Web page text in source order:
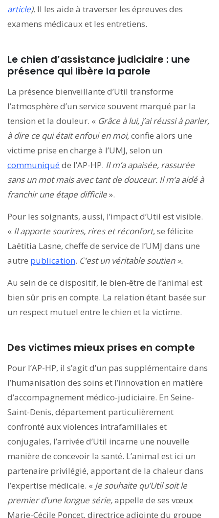
article). Il les aide à traverser les épreuves des
examens médicaux et les entretiens.
Le chien d’assistance judiciaire : une
présence qui libère la parole
La présence bienveillante d’Util transforme
l’atmosphère d’un service souvent marqué par la
tension et la douleur. « Grâce à lui, j’ai réussi à parler,
à dire ce qui était enfoui en moi,confie alors une
victime prise en charge à l’UMJ, selon un
communiqué de l’AP-HP. Il m’a apaisée, rassurée
sans un mot mais avec tant de douceur. Il m’a aidé à
franchir une étape difficile».
Pour les soignants, aussi, l’impact d’Util est visible.
« Il apporte sourires, rires et réconfort, se félicite
Laëtitia Lasne, cheffe de service de l’UMJ dans une
autre publication. C’est un véritable soutien ».
Au sein de ce dispositif, le bien-être de l’animal est
bien sûr pris en compte. La relation étant basée sur
un respect mutuel entre le chien et la victime.
Des victimes mieux prises en compte
Pour l’AP-HP, il s’agit d’un pas supplémentaire dans
l’humanisation des soins et l’innovation en matière
d’accompagnement médico-judiciaire. En Seine-
Saint-Denis, département particulièrement
confronté aux violences intrafamiliales et
conjugales, l’arrivée d’Util incarne une nouvelle
manière de concevoir la santé. L’animal est ici un
partenaire privilégié, apportant de la chaleur dans
l’expertise médicale. « Je souhaite qu’Util soit le
premier d’une longue série,appelle de ses vœux
Marie-Cécile Poncet, directrice adjointe du groupe